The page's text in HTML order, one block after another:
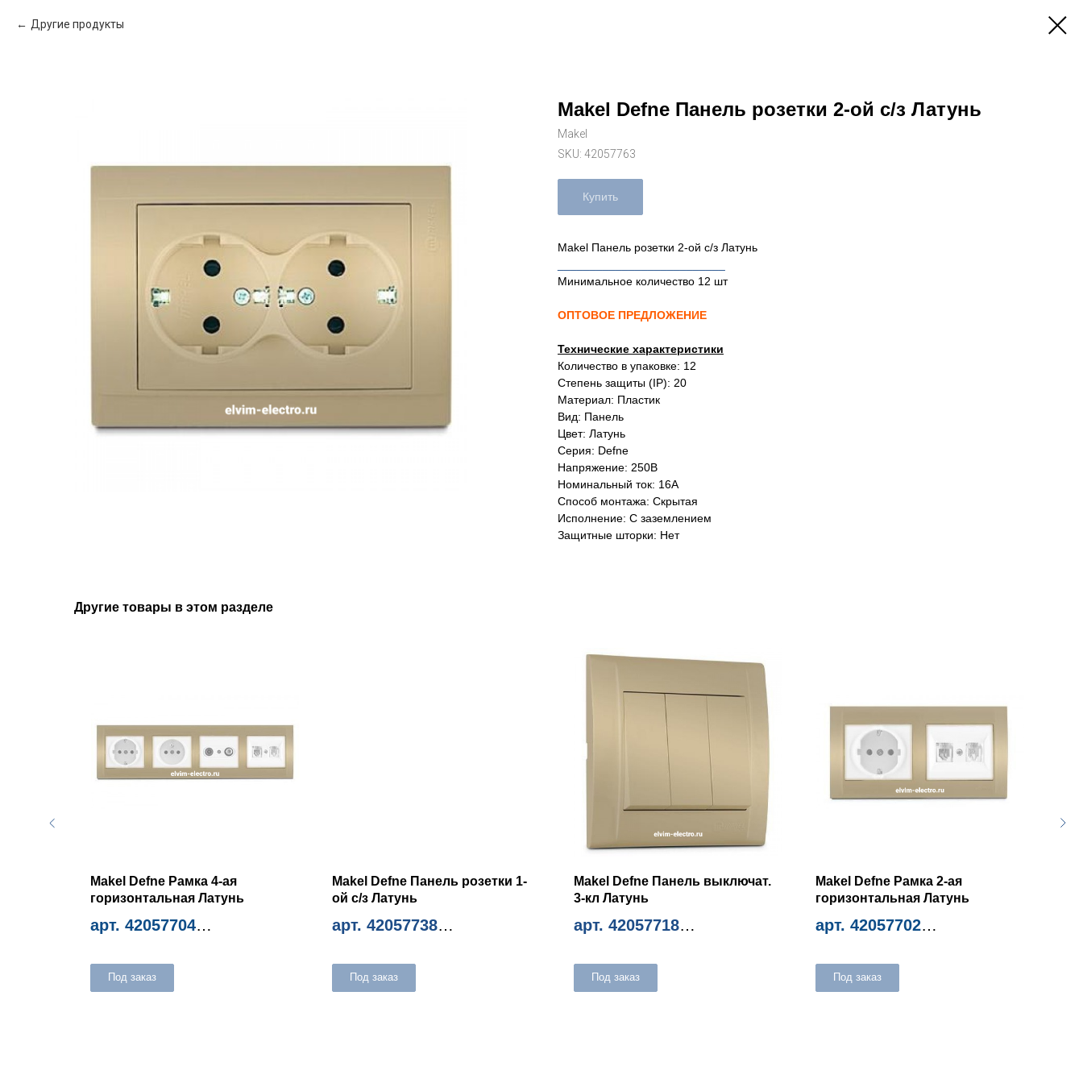
Другие продукты
Makel Defne Панель розетки 2-ой с/з Латунь
Makel
SKU: 42057763
Купить
Makel Панель розетки 2-ой с/з Латунь
Минимальное количество 12 шт
ОПТОВОЕ ПРЕДЛОЖЕНИЕ
Технические характеристики
Количество в упаковке: 12
Степень защиты (IP): 20
Материал: Пластик
Вид: Панель
Цвет: Латунь
Серия: Defne
Напряжение: 250В
Номинальный ток: 16А
Способ монтажа: Скрытая
Исполнение: С заземлением
Защитные шторки: Нет
Другие товары в этом разделе
Makel Defne Рамка 4-ая
горизонтальная Латунь
арт. 42057704
Makel Defne Панель розетки 1-
ой с/з Латунь
арт. 42057738
Makel Defne Панель выключат.
3-кл Латунь
арт. 42057718
Makel Defne Рамка 2-ая
горизонтальная Латунь
арт. 42057702